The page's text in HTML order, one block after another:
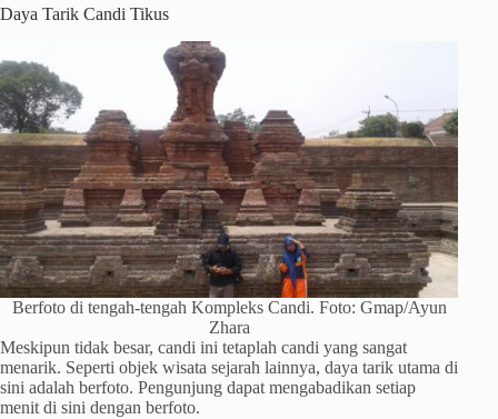
Daya Tarik Candi Tikus
Berfoto di tengah-tengah Kompleks Candi. Foto: Gmap/Ayun
Zhara
Meskipun tidak besar, candi ini tetaplah candi yang sangat
menarik. Seperti objek wisata sejarah lainnya, daya tarik utama di
sini adalah berfoto. Pengunjung dapat mengabadikan setiap
menit di sini dengan berfoto.